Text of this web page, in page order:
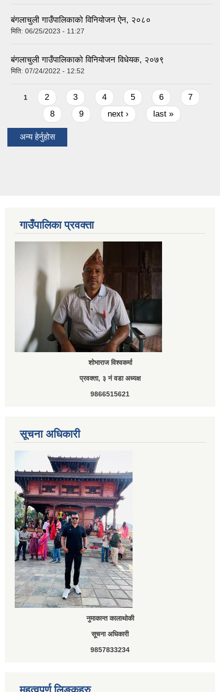
बंगलाचुली गाउँपालिकाको विनियोजन ऐन, २०८०
मिति: 06/25/2023 - 11:27
बंगलाचुली गाउँपालिकाको विनियोजन विधेयक, २०७९
मिति: 07/24/2022 - 12:52
Pages
1 2 3 4 5 6
7
8
9 next › last »
अन्य हेर्नुहोस
गाउँपालिका प्रवक्ता
शोभाराज विश्वकर्मा
प्रवक्ता, ३ नं वडा अध्यक्ष
9866515621
सूचना अधिकारी
नुमाकान्त कालाथोकी
सूचना अधिकारी
9857833234